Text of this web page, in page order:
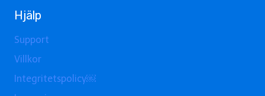
Hjälp
Support
Villkor
Integritetspolicy￼